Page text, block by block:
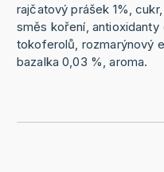
rajčato­vý prášek 1%,
směs ko­ření,
tokofero­lů, rozmarýno­vý
bazalka 0,03 %, aroma.